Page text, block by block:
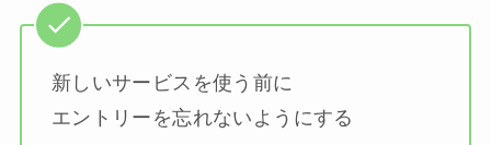
新しいサービスを使う前に
エントリーを忘れないようにする